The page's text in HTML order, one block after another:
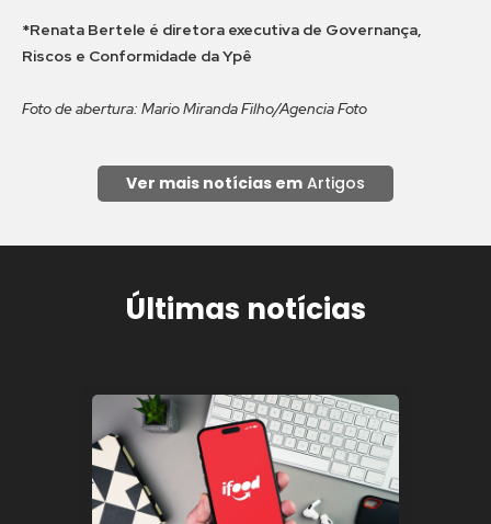
*Renata Bertele é diretora executiva de Governança,
Riscos e Conformidade da Ypê
Foto de abertura: Mario Miranda Filho/Agencia Foto
Ver mais notícias em Artigos
Últimas notícias